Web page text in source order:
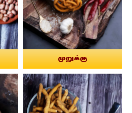
முறுக்கு